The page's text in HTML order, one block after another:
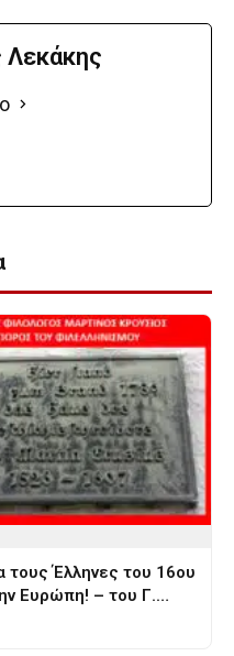
Λεκάκης
τους Έλληνες του 16ου
Ευρώπη! – του Γ.…